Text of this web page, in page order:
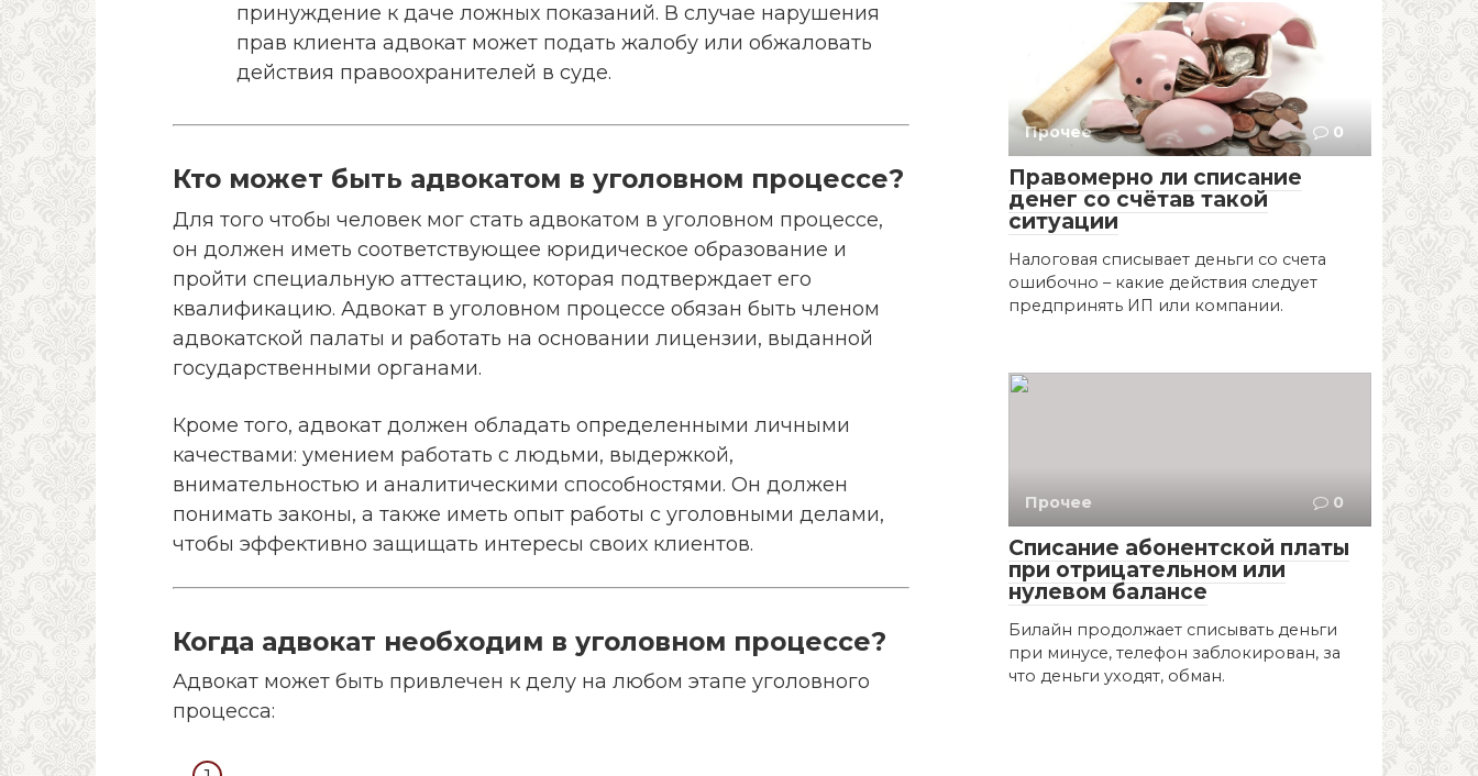
принуждение к даче ложных показаний. В случае нарушения
прав клиента адвокат может подать жалобу или обжаловать
действия правоохранителей в суде.
Кто может быть адвокатом в уголовном процессе?
Для того чтобы человек мог стать адвокатом в уголовном процессе,
он должен иметь соответствующее юридическое образование и
пройти специальную аттестацию, которая подтверждает его
квалификацию. Адвокат в уголовном процессе обязан быть членом
адвокатской палаты и работать на основании лицензии, выданной
государственными органами.
Кроме того, адвокат должен обладать определенными личными
качествами: умением работать с людьми, выдержкой,
внимательностью и аналитическими способностями. Он должен
понимать законы, а также иметь опыт работы с уголовными делами,
чтобы эффективно защищать интересы своих клиентов.
Когда адвокат необходим в уголовном процессе?
Адвокат может быть привлечен к делу на любом этапе уголовного
процесса:
Прочее 0
Правомерно ли списание
денег со счётав такой
ситуации
Налоговая списывает деньги со счета
ошибочно – какие действия следует
предпринять ИП или компании.
Прочее 0
Списание абонентской платы
при отрицательном или
нулевом балансе
Билайн продолжает списывать деньги
при минусе, телефон заблокирован, за
что деньги уходят, обман.